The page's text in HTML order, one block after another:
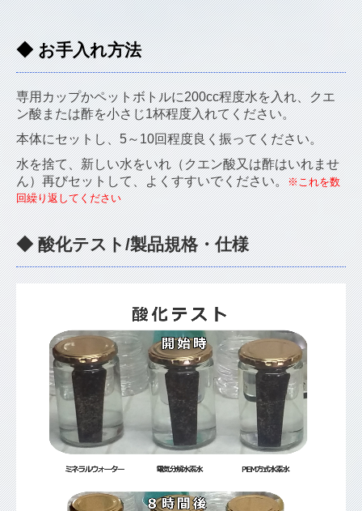
◆ お手入れ方法
専用カップかペットボトルに200cc程度水を入れ、クエ
ン酸または酢を小さじ1杯程度入れてください。
本体にセットし、5～10回程度良く振ってください。
水を捨て、新しい水をいれ（クエン酸又は酢はいれませ
ん）再びセットして、よくすすいでください。※これを数
回繰り返してください
◆ 酸化テスト/製品規格・仕様